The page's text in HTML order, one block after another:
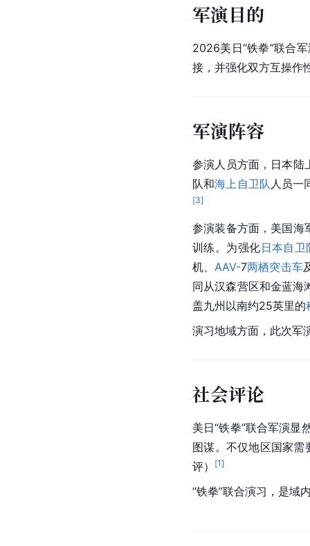
军演目的
2026美日“铁拳”联合
接，并强化双方互操作
军演阵容
参演人员方面，日本
队和海上自卫队 人员一
[3]
参演装备方面，美国海
训练。为强化日本自卫
机、 AAV-7两栖突击车
同从汉森营区和金蓝海
盖九州以南约25英里的
演习地域方面，此次军
社会评论
美日“铁拳”联合军演显
图谋。不仅地区国家
评）
[1]
“铁拳”联合演习，是域